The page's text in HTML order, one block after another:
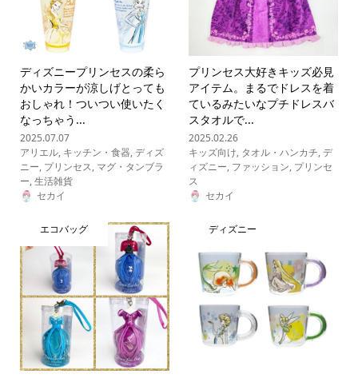
ディズニープリンセスの柔ら
かいカラーが涼しげとっても
おしゃれ！ついつい使いたく
なっちゃう...
2025.07.07
アリエル, キッチン・食器,ディズ
ニー, プリンセス, マグ・タンブラ
ー,生活雑貨
セカイ
プリンセス大好きキッズ必見
アイテム。まるでドレスを着
ているみたいなプチドレスバ
スタオルで...
2025.02.26
キッズ向け, タオル・ハンカチ,デ
ィズニー, ファッション, プリンセ
ス
セカイ
エコバッグ ディズニー